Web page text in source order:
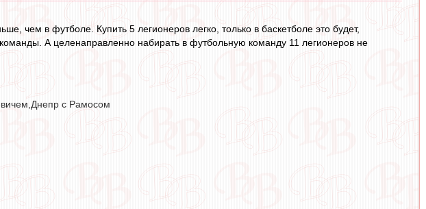
чем в футболе. Купить 5 легионеров легко, только в баскетболе это будет,
А целенаправленно набирать в футбольную команду 11 легионеров не
с Рамосом